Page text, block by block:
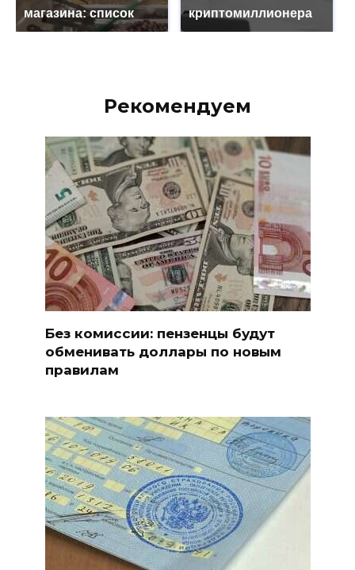
магазина: список
криптомиллионера
Рекомендуем
Без комиссии: пензенцы будут
обменивать доллары по новым
правилам